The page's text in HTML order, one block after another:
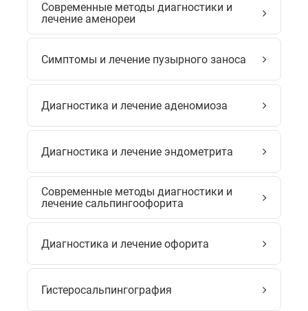
Современные методы диагностики и
лечение аменореи
Симптомы и лечение пузырного заноса
Диагностика и лечение аденомиоза
Диагностика и лечение эндометрита
Современные методы диагностики и
лечение сальпингоофорита
Диагностика и лечение офорита
Гистеросальпингография